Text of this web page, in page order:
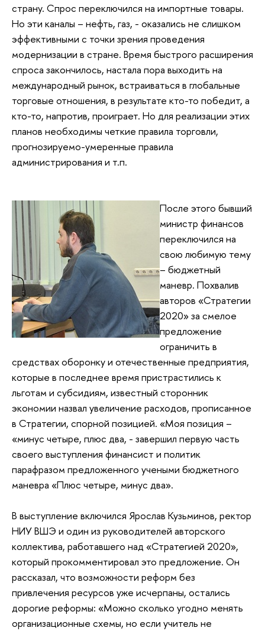
страну. Спрос переключился на импортные товары.
Но эти каналы – нефть, газ, - оказались не слишком
эффективными с точки зрения проведения
модернизации в стране. Время быстрого расширения
спроса закончилось, настала пора выходить на
международный рынок, встраиваться в глобальные
торговые отношения, в результате кто-то победит, а
кто-то, напротив, проиграет. Но для реализации этих
планов необходимы четкие правила торговли,
прогнозируемо-умеренные правила
администрирования и т.п.
После этого бывший
министр финансов
переключился на
свою любимую тему
– бюджетный
маневр. Похвалив
авторов «Стратегии
2020» за смелое
предложение
ограничить в
средствах оборонку и отечественные предприятия,
которые в последнее время пристрастились к
льготам и субсидиям, известный сторонник
экономии назвал увеличение расходов, прописанное
в Стратегии, спорной позицией. «Моя позиция –
«минус четыре, плюс два, - завершил первую часть
своего выступления финансист и политик
парафразом предложенного учеными бюджетного
маневра «Плюс четыре, минус два».
В выступление включился Ярослав Кузьминов, ректор
НИУ ВШЭ и один из руководителей авторского
коллектива, работавшего над «Стратегией 2020»,
который прокомментировал это предложение. Он
рассказал, что возможности реформ без
привлечения ресурсов уже исчерпаны, остались
дорогие реформы: «Можно сколько угодно менять
организационные схемы, но если учитель не